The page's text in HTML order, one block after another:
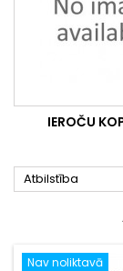
IEROČU
Atbilstība
Nav noliktavā